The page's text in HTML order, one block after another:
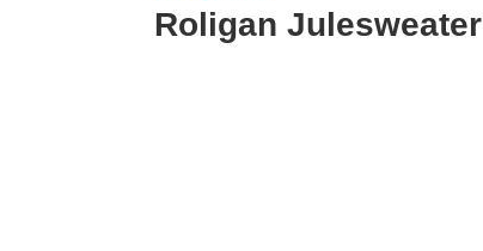
Roligan Julesweater